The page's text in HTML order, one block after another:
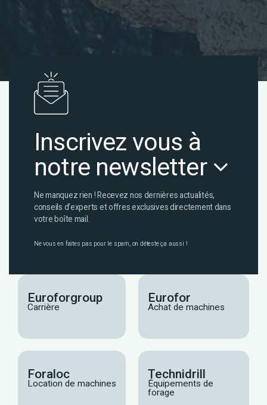
Inscrivez vous à
notre newsletter
Ne manquez rien ! Recevez nos dernières actualités,
conseils d’experts et offres exclusives directement dans
votre boîte mail.
Ne vous en faites pas pour le spam, on déteste ça aussi !
Euroforgroup
Carrière
Eurofor
Achat de machines
Foraloc
Location de machines
Technidrill
Équipements de
forage